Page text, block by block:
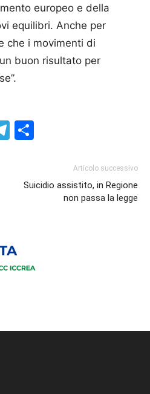
europeo e della
equilibri. Anche per
che i movimenti di
buon risultato per
Telegram
Articolo successivo
Suicidio assistito, in Regione
non passa la legge